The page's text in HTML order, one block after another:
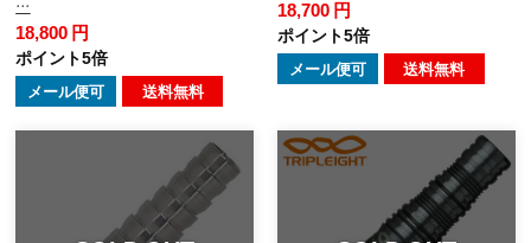
…
18,800 円
ポイント5倍
メール便可 送料無料
18,700 円
ポイント5倍
メール便可 送料無料